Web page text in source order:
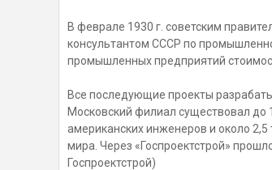
В феврале 1930 г. советским
консультантом СССР по
промышленных предприятий
Все последующие проекты
Московский филиал существовал до
американских инженеров и около
мира. Через «Госпроектстрой»
Госпроектстрой)